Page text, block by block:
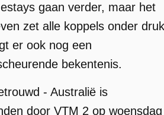
gaan verder, maar het
zet alle koppels onder
er ook nog een
bekentenis.
- Australië is
door VTM 2 op woensdag